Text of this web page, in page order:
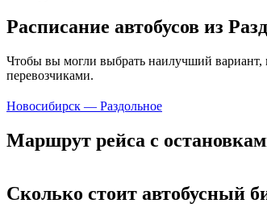
Расписание автобусов из
Чтобы вы могли выбрать наилучший вариант,
перевозчиками.
Новосибирск — Раздольное
Маршрут рейса с
Сколько стоит автобусный